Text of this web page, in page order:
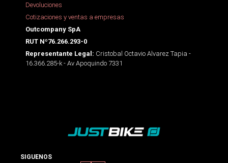
Devoluciones
Cotizaciones y ventas a empresas
Outcompany SpA
RUT Nº76.266.293-0
Representante Legal: Cristobal Octavio Alvarez Tapia -
16.366.285-k - Av Apoquindo 7331
SIGUENOS